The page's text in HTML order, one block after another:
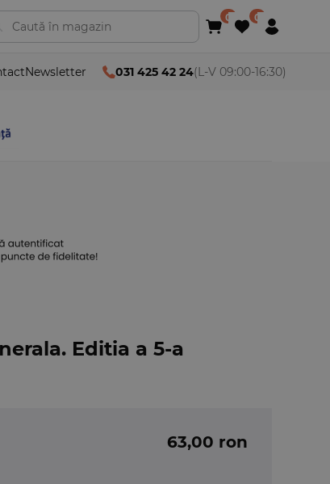
Newsletter 031 425 42 24(L-V 09:00-16:30)
Editia a 5-a
63,00 ron